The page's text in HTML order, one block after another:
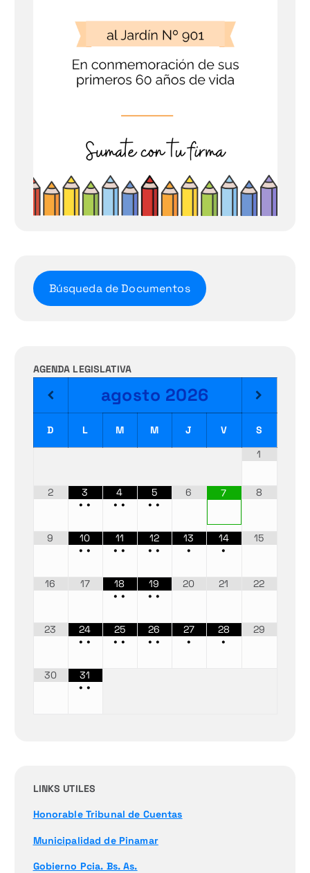
Búsqueda de Documentos
AGENDA LEGISLATIVA
agosto 2026
D L M M J V
S
1
2
3
••
4
••
5
••
6 7 8
9
10
••
11
••
12
••
13
•
14
•
15
16 17
18
••
19
••
20 21 22
23
24
••
25
••
26
••
27
•
28
•
29
30
31
••
LINKS UTILES
Honorable Tribunal de Cuentas
Municipalidad de Pinamar
Gobierno Pcia. Bs. As.